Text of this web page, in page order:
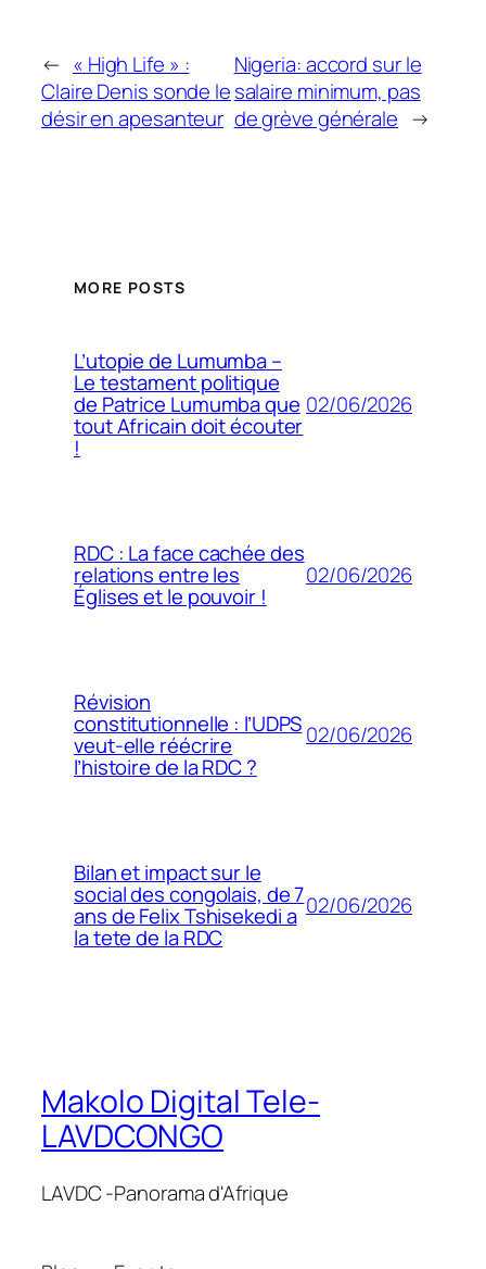
← « High Life » :
Claire Denis sonde le
désir en apesanteur
Nigeria: accord sur le
salaire minimum, pas
de grève générale →
MORE POSTS
L’utopie de Lumumba –
Le testament politique
de Patrice Lumumba que
tout Africain doit écouter
!
02/06/2026
RDC : La face cachée des
relations entre les
Églises et le pouvoir !
02/06/2026
Révision
constitutionnelle : l’UDPS
veut-elle réécrire
l’histoire de la RDC ?
02/06/2026
Bilan et impact sur le
social des congolais, de 7
ans de Felix Tshisekedi a
la tete de la RDC
02/06/2026
Makolo Digital Tele-
LAVDCONGO
LAVDC -Panorama d'Afrique